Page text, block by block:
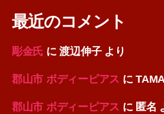
最近のコメント
彫金氏 に渡辺伸子より
郡山市 ボディーピアス に
郡山市 ボディーピアス に 匿名